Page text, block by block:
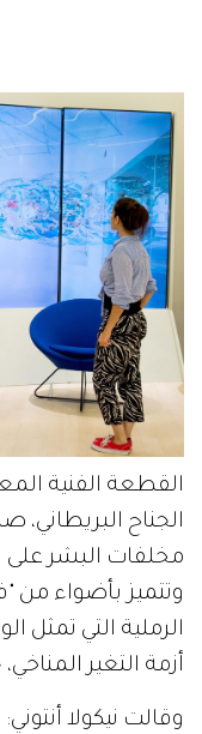
الجناح
مخلفات البشر
وتتميز بأضواء من
الرملية التي تمثل
أزمة التغير
وقالت نيكولا